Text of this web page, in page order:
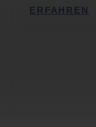
ERFAHREN